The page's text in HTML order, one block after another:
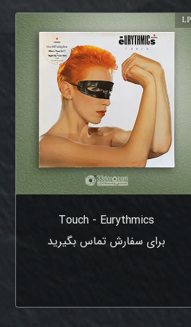
Touch - Eurythmics
برای سفارش تماس بگیرید
LP